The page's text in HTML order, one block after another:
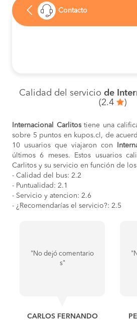
Contacto
Calidad del servicio de
(2.4
)
Internacional Carlitostiene una
sobre 5 puntos en kupos.cl, de
10 usuarios que viajaron con
últimos 6 meses. Estos usuarios
Carlitos y su servicio en función de
- Calidad del bus: 2.2
- Puntualidad: 2.1
- Servicio y atencion: 2.6
- ¿Recomendarías el servicio?: 2.5
"No dejó comentario
s"
CARLOS FERNANDO